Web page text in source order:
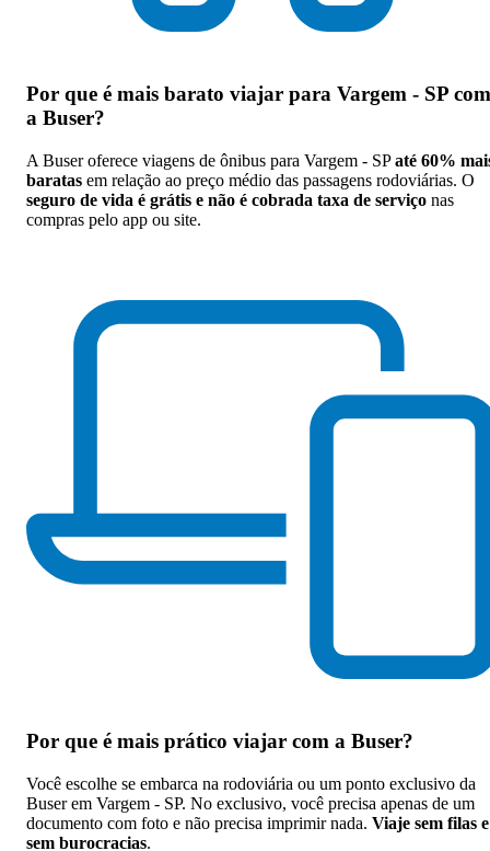
Por que é mais barato viajar para Vargem - SP com
a Buser?
A Buser oferece viagens de ônibus para Vargem - SPaté 60%
baratas em relação ao preço médio das passagens rodoviárias. O
seguro de vida é grátis e não é cobrada taxa de serviço nas
compras pelo app ou site.
Por que é mais prático viajar com a Buser?
Você escolhe se embarca na rodoviária ou um ponto exclusivo da
Buser em Vargem - SP. No exclusivo, você precisa apenas de um
documento com foto e não precisa imprimir nada. Viaje sem filas e
sem burocracias.